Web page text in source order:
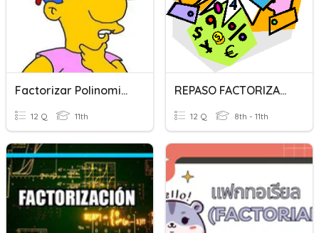
Factorizar Polinomios 1
12 Q 11th
REPASO FACTORIZACION
12 Q 8th - 11th